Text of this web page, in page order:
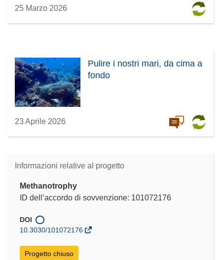
25 Marzo 2026
Pulire i nostri mari, da cima a
fondo
23 Aprile 2026
Informazioni relative al progetto
Methanotrophy
ID dell’accordo di sovvenzione: 101072176
DOI
10.3030/101072176
Progetto chiuso